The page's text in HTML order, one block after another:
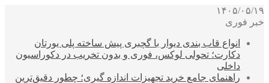
۱۴۰۵/۰۵/۱۹
خبر فوری
انواع قاب بندی دیوار با گچبری پیش ساخته پلی یورتان
دکارت؛ تحولی لوکس، فوری و بدون تخریب در دکوراسیون
داخلی
راهنمای جامع خرید تجهیزات اندازه گیری؛ چطور دقیق‌ترین